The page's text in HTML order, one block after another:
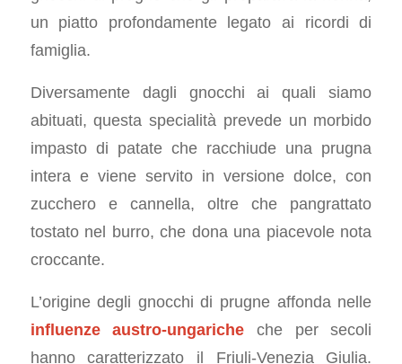
un piatto profondamente legato ai ricordi di
famiglia.
Diversamente dagli gnocchi ai quali siamo
abituati, questa specialità prevede un morbido
impasto di patate che racchiude una prugna
intera e viene servito in versione dolce, con
zucchero e cannella, oltre che pangrattato
tostato nel burro, che dona una piacevole nota
croccante.
L’origine degli gnocchi di prugne affonda nelle
influenze austro-ungariche che per secoli
hanno caratterizzato il Friuli-Venezia Giulia.